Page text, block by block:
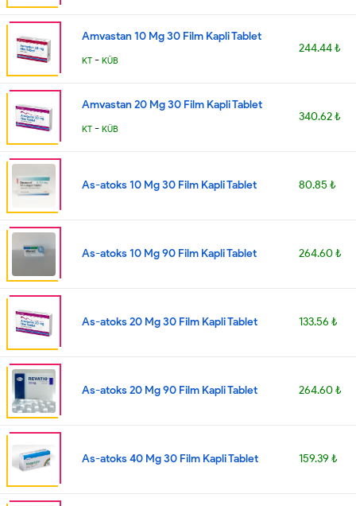
Amvastan 10 Mg 30 Film Kapli Tablet
KT - KÜB
244.44 ₺
Amvastan 20 Mg 30 Film Kapli Tablet
KT - KÜB
340.62 ₺
As-atoks 10 Mg 30 Film Kapli Tablet 80.85 ₺
As-atoks 10 Mg 90 Film Kapli Tablet 264.60 ₺
As-atoks 20 Mg 30 Film Kapli Tablet 133.56 ₺
As-atoks 20 Mg 90 Film Kapli Tablet 264.60 ₺
As-atoks 40 Mg 30 Film Kapli Tablet 159.39 ₺